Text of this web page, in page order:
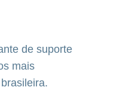
de suporte
mais